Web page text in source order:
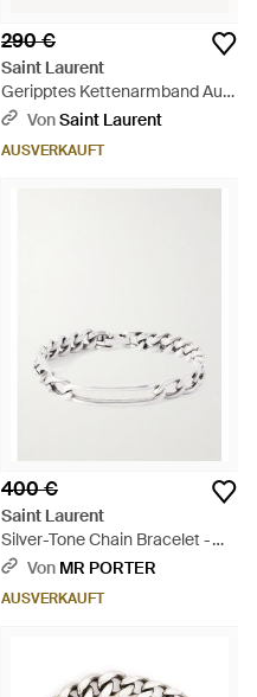
290 €
Saint Laurent
Geripptes Kettenarmband Aus
Metall - Mettallic
VonSaint Laurent
AUSVERKAUFT
400 €
Saint Laurent
Silver-Tone Chain Bracelet -
Natur
Von MR PORTER
AUSVERKAUFT